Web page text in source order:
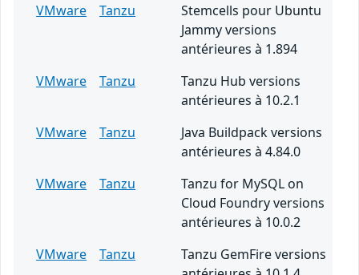
VMware
Tanzu
Stemcells pour Ubuntu
Jammy versions
antérieures à 1.894
VMware
Tanzu
Tanzu Hub versions
antérieures à 10.2.1
VMware
Tanzu
Java Buildpack versions
antérieures à 4.84.0
VMware
Tanzu
Tanzu for MySQL on
Cloud Foundry versions
antérieures à 10.0.2
VMware
Tanzu
Tanzu GemFire versions